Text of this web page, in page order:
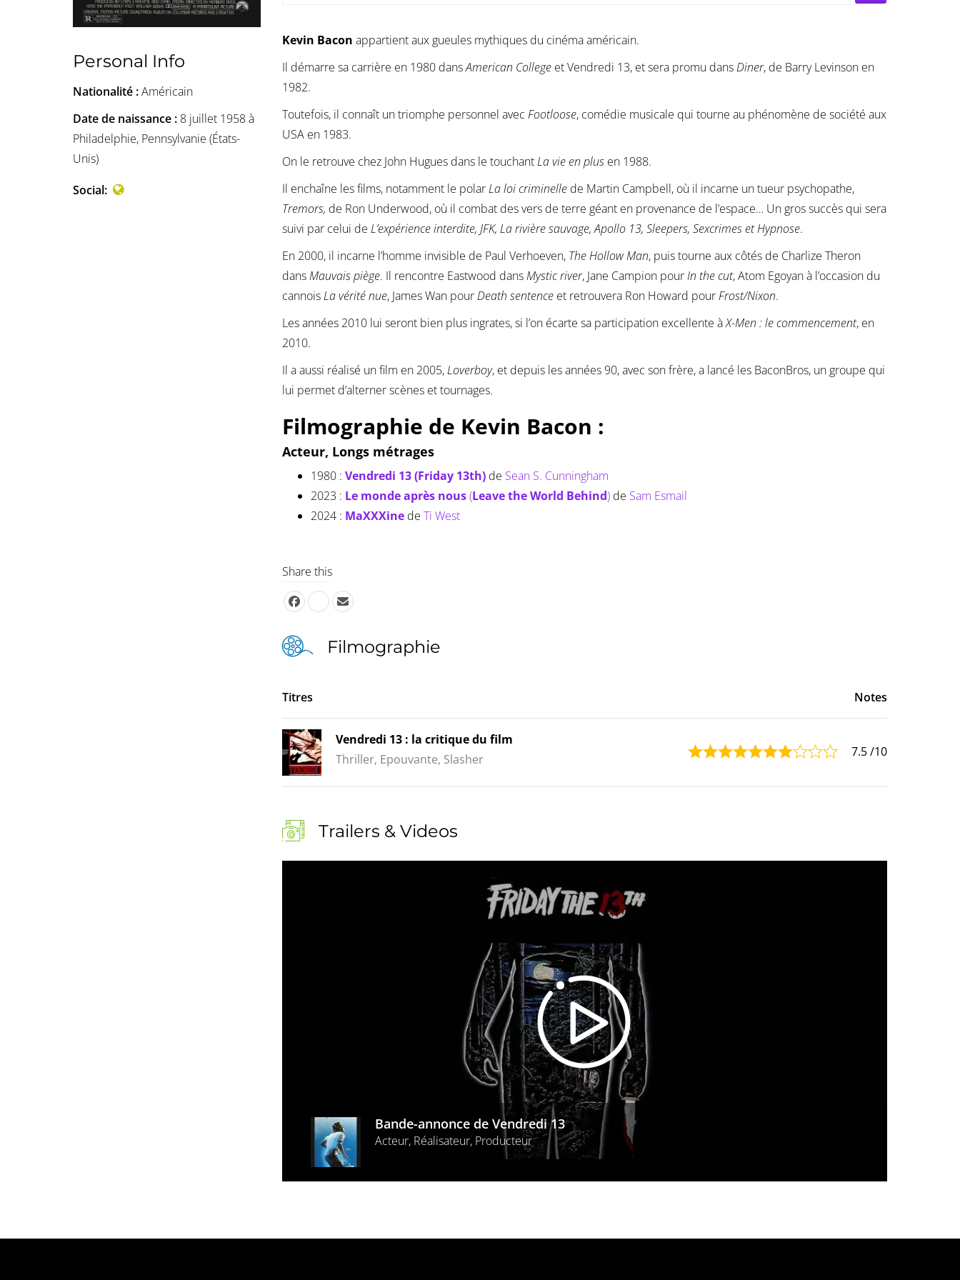
Personal Info
Nationalité :Américain
Date de naissance : 8 juillet 1958 à
Philadelphie, Pennsylvanie (États-
Unis)
Social:
Kevin Bacon appartient aux gueules mythiques du cinéma américain.
Il démarre sa carrière en 1980 dansAmerican College et Vendredi 13, et sera promu dansDiner, de Barry Levinson en
1982.
Toutefois, il connaît un triomphe personnel avec Footloose, comédie musicale qui tourne au phénomène de société aux
USA en 1983.
On le retrouve chez John Hugues dans le touchantLa vie en plus en 1988.
Il enchaîne les films, notamment le polarLa loi criminelle de Martin Campbell, où il incarne un tueur psychopathe,
Tremors, de Ron Underwood, où il combat des vers de terre géant en provenance de l’espace… Un gros succès qui sera
suivi par celui de L’expérience interdite, JFK, La rivière sauvage, Apollo 13, Sleepers, Sexcrimes et Hypnose.
En 2000, il incarne l’homme invisible de Paul Verhoeven, The Hollow Man, puis tourne aux côtés de Charlize Theron
dansMauvais piège. Il rencontre Eastwood dansMystic river, Jane Campion pourIn the cut, Atom Egoyan à l’occasion du
cannoisLa vérité nue, James Wan pourDeath sentence et retrouvera Ron Howard pourFrost/Nixon.
Les années 2010 lui seront bien plus ingrates, si l’on écarte sa participation excellente àX-Men : le commencement, en
2010.
Il a aussi réalisé un film en 2005,Loverboy, et depuis les années 90, avec son frère, a lancé les BaconBros, un groupe qui
lui permet d’alterner scènes et tournages.
Filmographie de Kevin Bacon :
Acteur, Longs métrages
1980 : Vendredi 13 (Friday 13th) de Sean S. Cunningham
2023 : Le monde après nous(Leave the World Behind) de Sam Esmail
2024 : MaXXXine de Ti West
Share this
Filmographie
Titres Notes
Vendredi 13 : la critique du film
Thriller, Epouvante, Slasher
7.5/10
Trailers & Videos
Bande-annonce de Vendredi 13
Acteur, Réalisateur, Producteur